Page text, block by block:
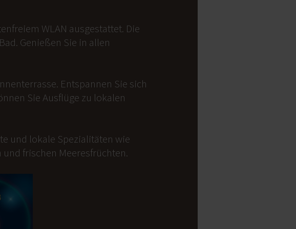
WLAN ausgestattet. Die
Genießen Sie in allen
Entspannen Sie sich
Sie Ausflüge zu lokalen
und lokale Spezialitäten wie
frischen Meeresfrüchten.